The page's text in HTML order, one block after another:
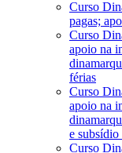
Curso
pagas;
Curso
apoio na
férias
Curso
apoio na
e subsídio
Curso